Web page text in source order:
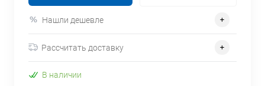
Нашли дешевле
Рассчитать доставку
В наличии